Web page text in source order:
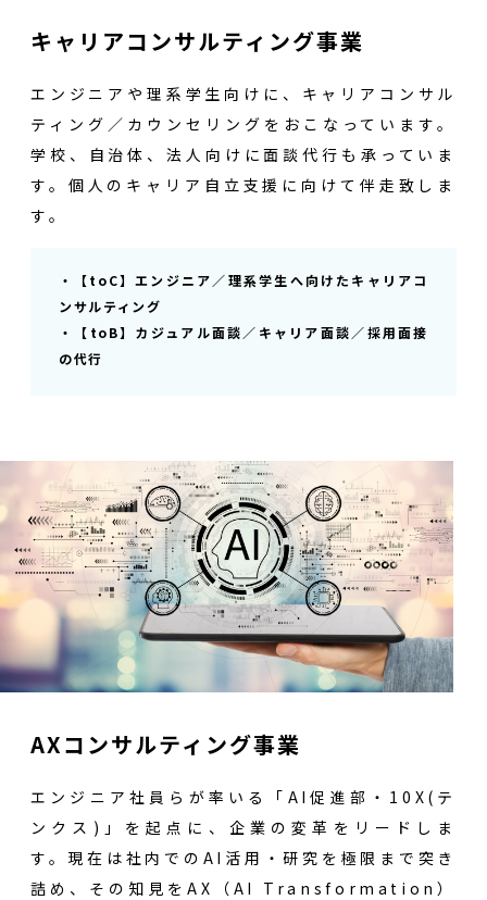
キャリアコンサルティング事業
エンジニアや理系学生向けに、キャリアコンサル
ティング／カウンセリングをおこなっています。
学校、自治体、法人向けに面談代行も承っていま
す。個人のキャリア自立支援に向けて伴走致しま
す。
・【toC】エンジニア／理系学生へ向けたキャリアコ
ンサルティング
・【toB】カジュアル面談／キャリア面談／採用面接
の代行
AXコンサルティング事業
エンジニア社員らが率いる「AI促進部・10X(テ
ンクス)」を起点に、企業の変革をリードしま
す。現在は社内でのAI活用・研究を極限まで突き
詰め、その知見をAX（AI Transformation）